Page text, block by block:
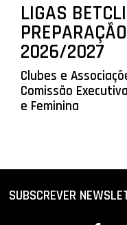
LIGAS
2026/2027
Clubes e
Comissão
e Feminina
SUBSCREVER